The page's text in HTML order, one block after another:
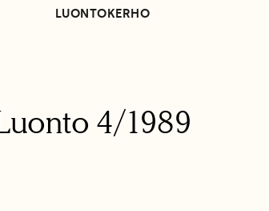
LUONTOKERHO
4/1989